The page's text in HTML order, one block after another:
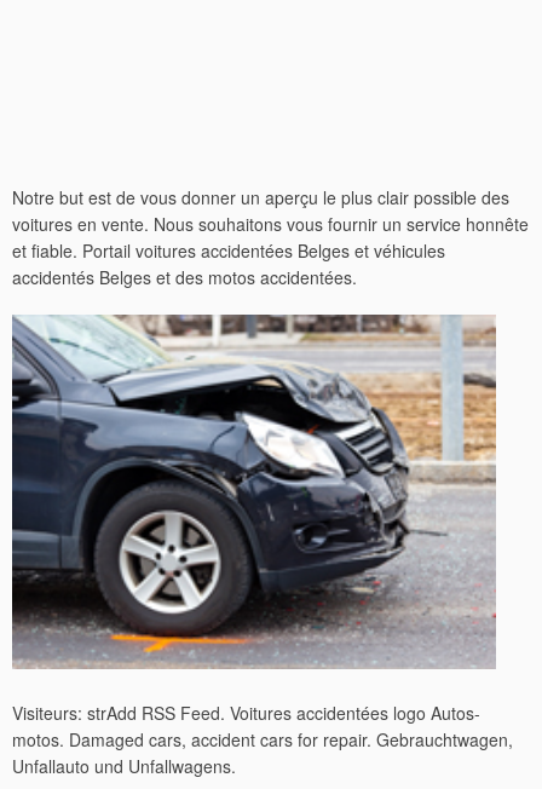
Notre but est de vous donner un aperçu le plus clair possible des
voitures en vente. Nous souhaitons vous fournir un service honnête
et fiable. Portail voitures accidentées Belges et véhicules
accidentés Belges et des motos accidentées.
Visiteurs: strAdd RSS Feed. Voitures accidentées logo Autos-
motos. Damaged cars, accident cars for repair. Gebrauchtwagen,
Unfallauto und Unfallwagens.